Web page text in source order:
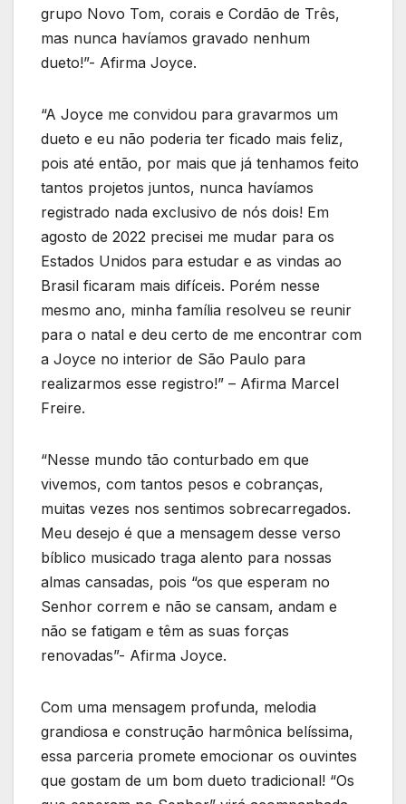
grupo Novo Tom, corais e Cordão de Três,
mas nunca havíamos gravado nenhum
dueto!”- Afirma Joyce.
“A Joyce me convidou para gravarmos um
dueto e eu não poderia ter ficado mais feliz,
pois até então, por mais que já tenhamos feito
tantos projetos juntos, nunca havíamos
registrado nada exclusivo de nós dois! Em
agosto de 2022 precisei me mudar para os
Estados Unidos para estudar e as vindas ao
Brasil ficaram mais difíceis. Porém nesse
mesmo ano, minha família resolveu se reunir
para o natal e deu certo de me encontrar com
a Joyce no interior de São Paulo para
realizarmos esse registro!” – Afirma Marcel
Freire.
“Nesse mundo tão conturbado em que
vivemos, com tantos pesos e cobranças,
muitas vezes nos sentimos sobrecarregados.
Meu desejo é que a mensagem desse verso
bíblico musicado traga alento para nossas
almas cansadas, pois “os que esperam no
Senhor correm e não se cansam, andam e
não se fatigam e têm as suas forças
renovadas”- Afirma Joyce.
Com uma mensagem profunda, melodia
grandiosa e construção harmônica belíssima,
essa parceria promete emocionar os ouvintes
que gostam de um bom dueto tradicional! “Os